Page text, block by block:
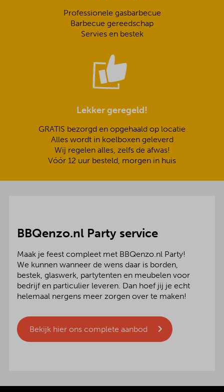
Professionele gasbarbecue
Barbecue gereedschap
Servies en bestek
Lekker geregeld!
GRATIS bezorgd en opgehaald op locatie
Alles wordt in koelboxen geleverd
Wij regelen alles, zelfs de afwas!
Vóór 12 uur besteld, morgen in huis
BBQenzo.nl Party service
Maak je feest compleet met BBQenzo.nl Party!
We kunnen wanneer de wens daar is borden,
bestek, glaswerk, partytenten en meubelen voor
bedrijf en particulier leveren. Dan hoef jij je echt
helemaal nergens meer zorgen over te maken!
Bekijk hier ons complete aanbod